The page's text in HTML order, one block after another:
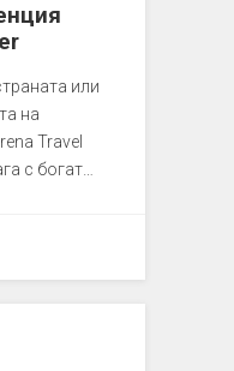
или
на
Travel
с богат…